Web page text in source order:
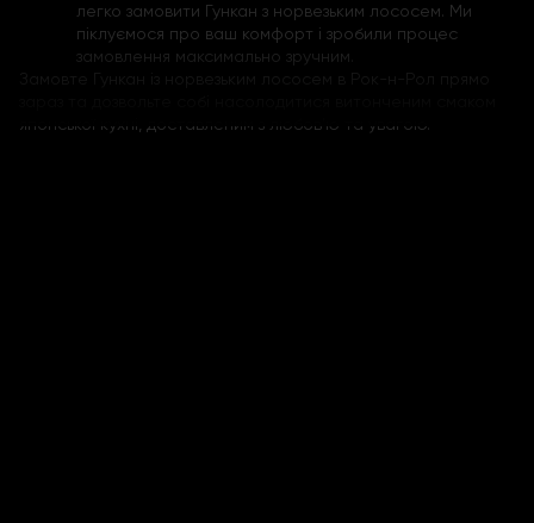
легко замовити Гункан з норвезьким лососем. Ми
піклуємося про ваш комфорт і зробили процес
замовлення максимально зручним.
японської кухні, доставленим з любов'ю та увагою.